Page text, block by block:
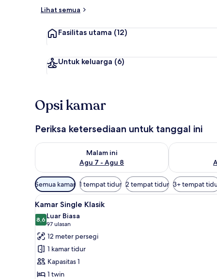
Lihat semua
Fasilitas utama (12)
Untuk keluarga (6)
Opsi kamar
Periksa ketersediaan untuk tanggal ini
Malam ini
Agu 7 - Agu 8
Periksa ketersediaan untuk malam ini Agu 7 - Agu 8
Periksa
Filter
tersedia
untuk
kamar
Semua kamar 1 tempat tidur 2 tempat tidur 3+ tempat
Lihat
semua
foto
untuk
Kamar
Single
Klasik
Kamar Single Klasik |
7
Kamar Single Klasik
8,68,6 dari 10
Luar Biasa
97 ulasan
(97
ulasan)
12 meter persegi
1 kamar tidur
Kapasitas 1
1 twin